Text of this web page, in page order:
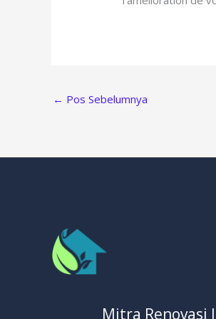
← Pos Sebelumnya
Mitra Renovasi